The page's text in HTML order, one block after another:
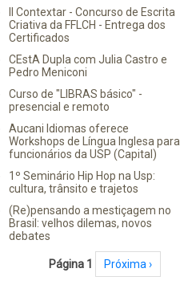
II Contextar - Concurso de Escrita
Criativa da FFLCH - Entrega dos
Certificados
CEstA Dupla com Julia Castro e
Pedro Meniconi
Curso de "LIBRAS básico" -
presencial e remoto
Aucani Idiomas oferece
Workshops de Língua Inglesa para
funcionários da USP (Capital)
1º Seminário Hip Hop na Usp:
cultura, trânsito e trajetos
(Re)pensando a mestiçagem no
Brasil: velhos dilemas, novos
debates
PaginaçãoPágina 1 Próxima página
Próxima ›